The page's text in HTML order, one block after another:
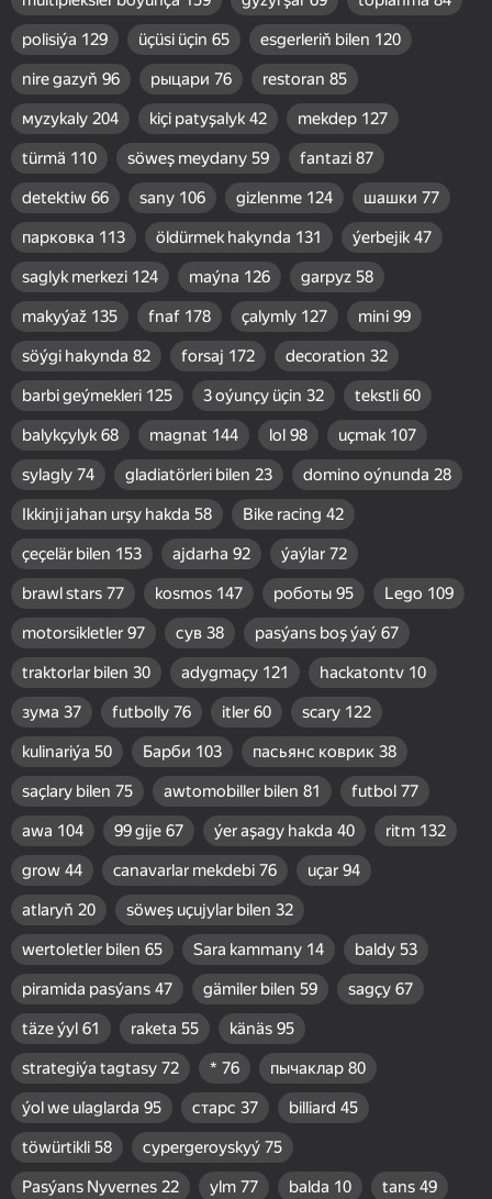
polisiýa 129 üçüsi üçin 65 esgerleriň bilen 120
nire gazyň 96 рыцари 76 restoran 85
муzykaly 204 kiçi patyşalyk 42 mekdep 127
türmä 110 söweş meydany 59 fantazi 87
detektiw 66 sany 106 gizlenme 124 шашки 77
парковка 113 öldürmek hakynda 131 ýerbejik 47
saglyk merkezi 124 maýna 126 garpyz 58
makyýaž 135 fnaf 178 çalymly 127 mini 99
söýgi hakynda 82 forsaj 172 decoration 32
barbi geýmekleri 125 3 oýunçy üçin 32 tekstli 60
balykçylyk 68 magnat 144 lol 98 uçmak 107
sylagly 74 gladiatörleri bilen 23 domino oýnunda 28
Ikkinji jahan urşy hakda 58 Bike racing 42
çeçelär bilen 153 ajdarha 92 ýaýlar 72
brawl stars 77 kosmos 147 роботы 95 Lego 109
motorsikletler 97 сув 38 pasýans boş ýaý 67
traktorlar bilen 30 adygmaçy 121 hackatontv 10
зума 37 futbolly 76 itler 60 scary 122
kulinariýa 50 Барби 103 пасьянс коврик 38
saçlary bilen 75 awtomobiller bilen 81 futbol 77
awa 104 99 gije 67 ýer aşagy hakda 40 ritm 132
grow 44 canavarlar mekdebi 76 uçar 94
atlaryň 20 söweş uçujylar bilen 32
wertoletler bilen 65 Sara kammany 14 baldy 53
piramida pasýans 47 gämiler bilen 59 sagçy 67
täze ýyl 61 raketa 55 känäs 95
strategiýa tagtasy 72 * 76 пычаклар 80
ýol we ulaglarda 95 старс 37 billiard 45
töwürtikli 58 суpergeroyskyý 75
Pasýans Nyvernes 22 ylm 77 balda 10 tans 49